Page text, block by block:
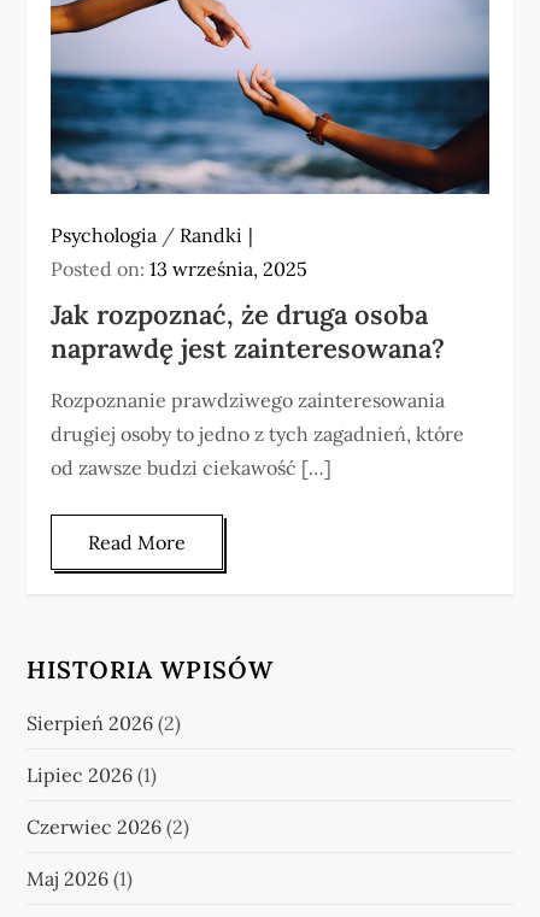
Psychologia / Randki
Posted on:13 września, 2025
Jak rozpoznać, że druga osoba
naprawdę jest zainteresowana?
Rozpoznanie prawdziwego zainteresowania
drugiej osoby to jedno z tych zagadnień, które
od zawsze budzi ciekawość […]
Read More
HISTORIA WPISÓW
Sierpień 2026 (2)
Lipiec 2026 (1)
Czerwiec 2026 (2)
Maj 2026 (1)